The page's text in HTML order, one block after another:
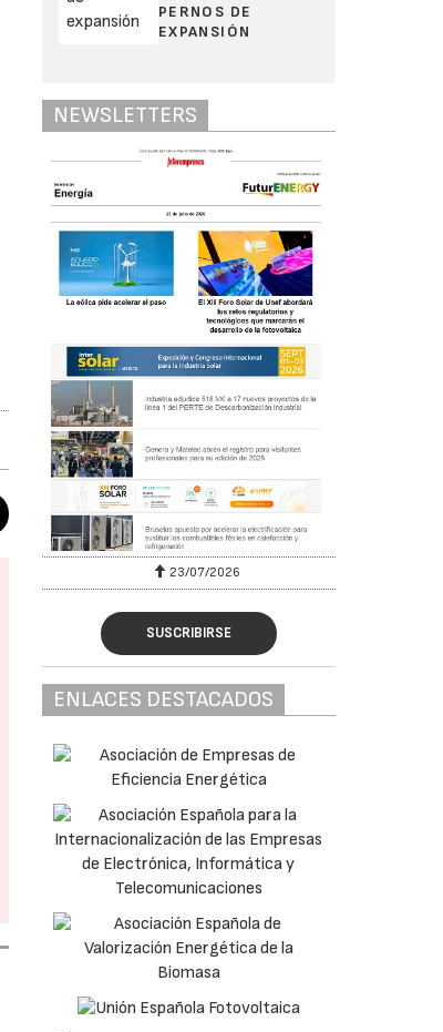
PERNOS DE
EXPANSIÓN
NEWSLETTERS
23/07/2026
SUSCRIBIRSE
ENLACES DESTACADOS